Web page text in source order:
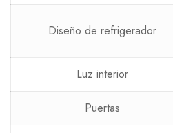
Diseño de refrigerador
Luz interior
Puertas